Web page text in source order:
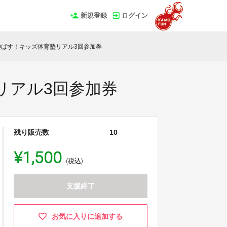
新規登録 ログイン
す！キッズ体育塾リアル3回参加券
アル3回参加券
残り販売数 10
¥1,500 (税込)
支援終了
お気に入りに追加する